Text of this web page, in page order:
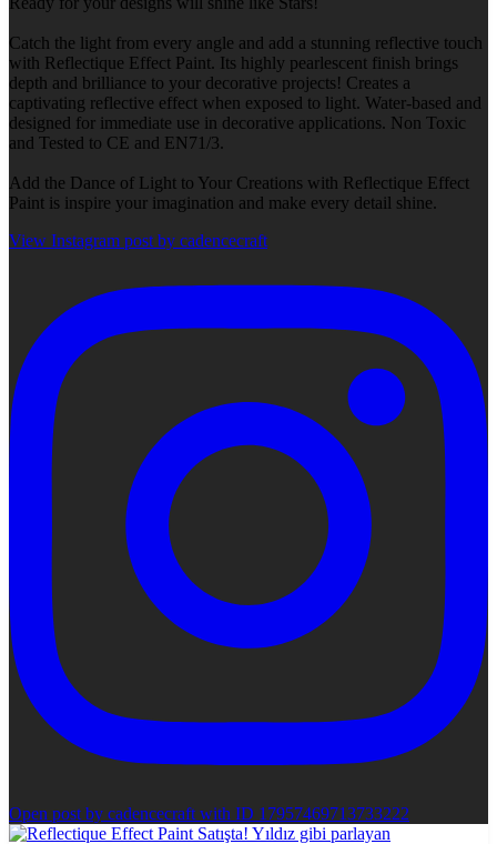
Catch the light from every angle and add a stunning reflective touch
with Reflectique Effect Paint. Its highly pearlescent finish brings
depth and brilliance to your decorative projects! Creates a
captivating reflective effect when exposed to light. Water-based and
designed for immediate use in decorative applications. Non Toxic
and Tested to CE and EN71/3.
Add the Dance of Light to Your Creations with Reflectique Effect
Paint is inspire your imagination and make every detail shine.
View Instagram post by cadencecraft
Open post by cadencecraft with ID 17957469713733222